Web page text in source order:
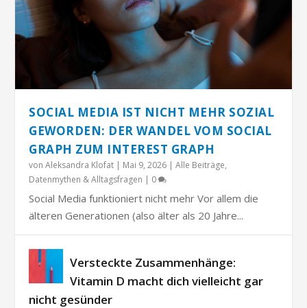
SOCIAL MEDIA IST NICHT MEHR SOZIAL
GEWORDEN: DER WANDEL VOM SOCIAL
GRAPH ZUM INTEREST GRAPH
vonAleksandra Klofat | Mai 9, 2026 |Alle Beiträge,
Datenmythen & Alltagsfragen | 0
Social Media funktioniert nicht mehr Vor allem die
älteren Generationen (also älter als 20 Jahre...
Versteckte Zusammenhänge:
Vitamin D macht dich vielleicht gar
nicht gesünder